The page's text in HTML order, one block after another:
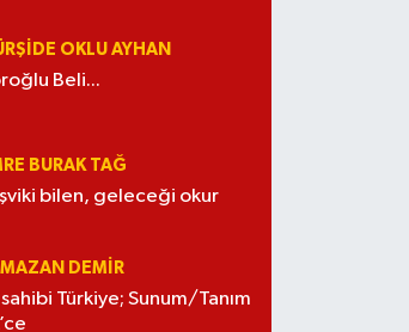
OKLU AYHAN
Beli...
BURAK TAĞ
bilen, geleceği okur
DEMİR
sahibi Türkiye; Sunum/Tanım